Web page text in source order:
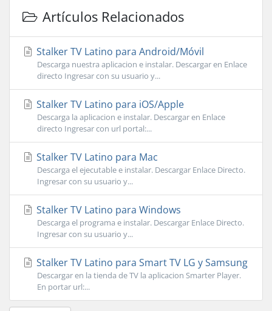
Artículos Relacionados
Stalker TV Latino para Android/Móvil
Descarga nuestra aplicacion e instalar. Descargar en Enlace
directo Ingresar con su usuario y...
Stalker TV Latino para iOS/Apple
Descarga la aplicacion e instalar. Descargar en Enlace
directo Ingresar con url portal:...
Stalker TV Latino para Mac
Descarga el ejecutable e instalar. Descargar Enlace Directo.
Ingresar con su usuario y...
Stalker TV Latino para Windows
Descarga el programa e instalar. Descargar Enlace Directo.
Ingresar con su usuario y...
Stalker TV Latino para Smart TV LG y Samsung
Descargar en la tienda de TV la aplicacion Smarter Player.
En portar url:...